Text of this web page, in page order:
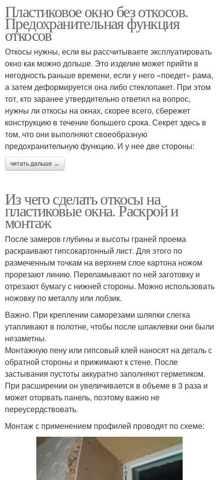
Пластиковое окно без откосов.
Предохранительная функция
откосов
Откосы нужны, если вы рассчитываете эксплуатировать
окно как можно дольше. Это изделие может прийти в
негодность раньше времени, если у него «поедет» рама,
а затем деформируется она либо стеклопакет. При этом
тот, кто заранее утвердительно ответил на вопрос,
нужны ли откосы на окнах, скорее всего, сбережет
конструкцию в течение большего срока. Секрет здесь в
том, что они выполняют своеобразную
предохранительную функцию. И у нее две стороны:
читать дальше →
Из чего сделать откосы на
пластиковые окна. Раскрой и
монтаж
После замеров глубины и высоты граней проема
раскраивают гипсокартонный лист. Для этого по
размеченным точкам на верхнем слое картона ножом
прорезают линию. Переламывают по ней заготовку и
отрезают бумагу с нижней стороны. Можно использовать
ножовку по металлу или лобзик.
Важно. При креплении саморезами шляпки слегка
утапливают в полотне, чтобы после шпаклевки они были
незаметны.
Монтажную пену или гипсовый клей наносят на деталь с
обратной стороны и прижимают к стене. После
застывания пустоты аккуратно заполняют герметиком.
При расширении он увеличивается в объеме в 3 раза и
может оторвать панель, поэтому важно не
переусердствовать.
Монтаж с применением профилей проводят по схеме: